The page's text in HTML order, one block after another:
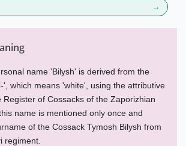
name 'Bilysh' is derived from the
', which means 'white', using the attributive
Register of Cossacks of the Zaporizhian
name is mentioned only once and
of the Cossack Tymosh Bilysh from
regiment.